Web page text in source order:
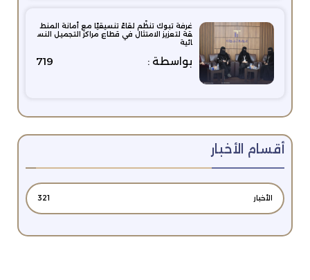
غرفة تبوك تنظّم لقاءً تنسيقيًا مع أمانة المنط
قة لتعزيز الامتثال في قطاع مراكز التجميل النس
ائية
بواسطة : 719
أقسام الأخبار
الأخبار 321